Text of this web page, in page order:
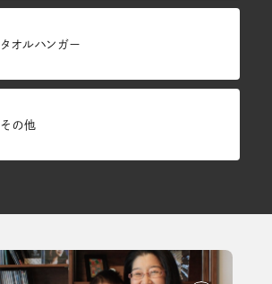
タオルハンガー
その他